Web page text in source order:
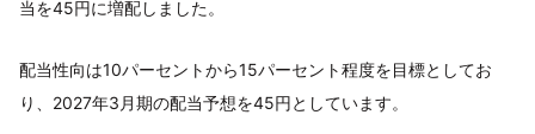
当を45円に増配しました。
配当性向は10パーセントから15パーセント程度を目標としてお
り、2027年3月期の配当予想を45円としています。